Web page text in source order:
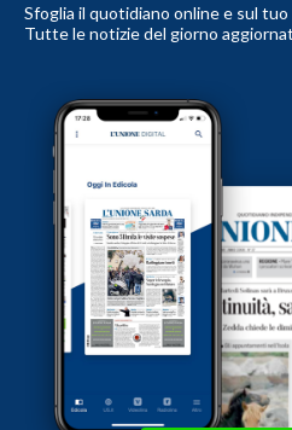
Sfoglia il quotidiano online e sul
Tutte le notizie del giorno